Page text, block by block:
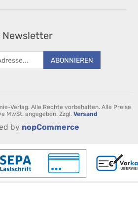
Newsletter
ABONNIEREN
Verlag. Alle Rechte vorbehalten. Alle Preise
MwSt. angegeben. Zzgl. Versand
by nopCommerce